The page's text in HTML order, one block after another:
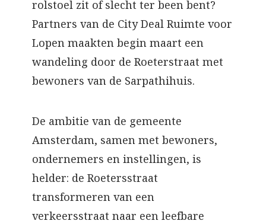
rolstoel zit of slecht ter been bent?
Partners van de City Deal Ruimte voor
Lopen maakten begin maart een
wandeling door de Roeterstraat met
bewoners van de Sarpathihuis.
De ambitie van de gemeente
Amsterdam, samen met bewoners,
ondernemers en instellingen, is
helder: de Roetersstraat
transformeren van een
verkeersstraat naar een leefbare